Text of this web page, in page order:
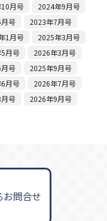
月号
2024年9月号
号
2023年7月号
1月号
2025年3月号
月号
2026年3月号
号
2025年9月号
月号
2026年7月号
号 2026年9月号
お問合せ